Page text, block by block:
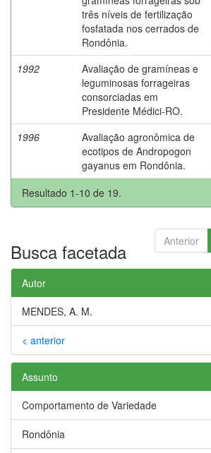
três níveis de fertilização
fosfatada nos cerrados de
Rondônia.
1992
Avaliação de gramíneas e
leguminosas forrageiras
consorciadas em
Presidente Médici-RO.
1996
Avaliação agronômica de
ecotipos de Andropogon
gayanus em Rondônia.
Resultado 1-10 de 19.
Anterior
Busca facetada
Autor
MENDES, A. M.
< anterior
Assunto
Comportamento de Variedade
Rondônia